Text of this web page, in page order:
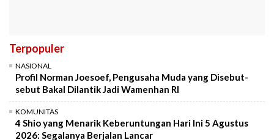
Terpopuler
NASIONAL
Profil Norman Joesoef, Pengusaha Muda yang Disebut-
sebut Bakal Dilantik Jadi Wamenhan RI
KOMUNITAS
4 Shio yang Menarik Keberuntungan Hari Ini 5 Agustus
2026: Segalanya Berjalan Lancar